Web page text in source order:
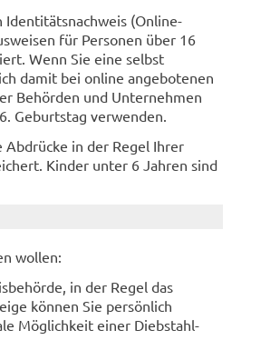
(Online-
für Personen über 16
Wenn Sie eine selbst
damit bei online angebotenen
Behörden und Unternehmen
Geburtstag verwenden.
Abdrücke in der Regel Ihrer
Kinder unter 6 Jahren sind
wollen:
in der Regel das
können Sie persönlich
Möglichkeit einer Diebstahl-